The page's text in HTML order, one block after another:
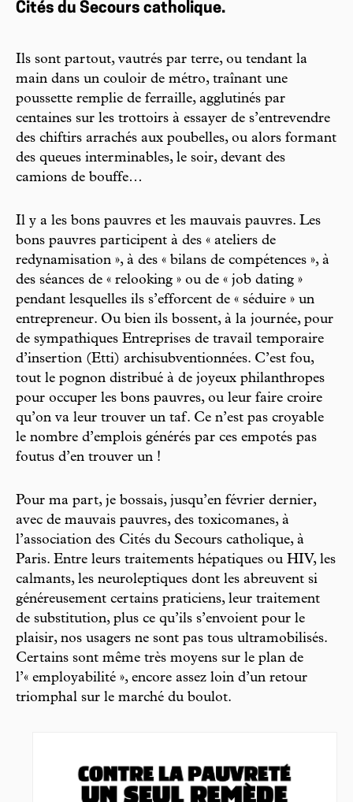
Cités du Secours catholique.
Ils sont partout, vautrés par terre, ou tendant la
main dans un couloir de métro, traînant une
poussette remplie de ferraille, agglutinés par
centaines sur les trottoirs à essayer de s’entrevendre
des chiftirs arrachés aux poubelles, ou alors formant
des queues interminables, le soir, devant des
camions de bouffe…
Il y a les bons pauvres et les mauvais pauvres. Les
bons pauvres participent à des « ateliers de
redynamisation », à des « bilans de compétences », à
des séances de « relooking » ou de « job dating »
pendant lesquelles ils s’efforcent de « séduire » un
entrepreneur. Ou bien ils bossent, à la journée, pour
de sympathiques Entreprises de travail temporaire
d’insertion (Etti) archisubventionnées. C’est fou,
tout le pognon distribué à de joyeux philanthropes
pour occuper les bons pauvres, ou leur faire croire
qu’on va leur trouver un taf. Ce n’est pas croyable
le nombre d’emplois générés par ces empotés pas
foutus d’en trouver un !
Pour ma part, je bossais, jusqu’en février dernier,
avec de mauvais pauvres, des toxicomanes, à
l’association des Cités du Secours catholique, à
Paris. Entre leurs traitements hépatiques ou HIV, les
calmants, les neuroleptiques dont les abreuvent si
généreusement certains praticiens, leur traitement
de substitution, plus ce qu’ils s’envoient pour le
plaisir, nos usagers ne sont pas tous ultramobilisés.
Certains sont même très moyens sur le plan de
l’« employabilité », encore assez loin d’un retour
triomphal sur le marché du boulot.